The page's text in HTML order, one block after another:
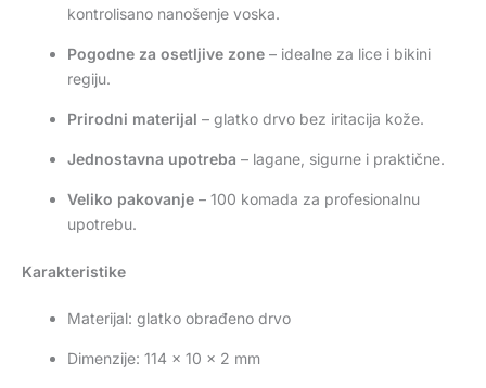
kontrolisano nanošenje voska.
Pogodne za osetljive zone – idealne za lice i bikini
regiju.
Prirodni materijal – glatko drvo bez iritacija kože.
Jednostavna upotreba – lagane, sigurne i praktične.
Veliko pakovanje – 100 komada za profesionalnu
upotrebu.
Karakteristike
Materijal: glatko obrađeno drvo
Dimenzije: 114 × 10 × 2 mm